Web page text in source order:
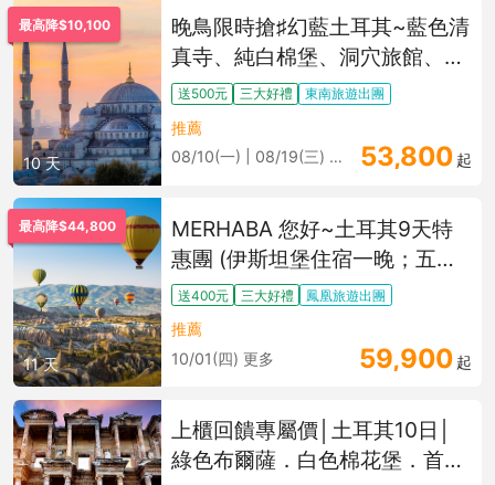
最高降$10,100
10 天
晚鳥限時搶♯幻藍土耳其~藍色清
真寺、純白棉堡、洞穴旅館、番
紅花10日(當日抵達)
送500元 三大好禮 東南旅遊出團
推薦
08/10(一) | 08/19(三) 更多
53,800 起
最高降$44,800
11 天
MERHABA 您好~土耳其9天特
惠團 (伊斯坦堡住宿一晚；五星
七晚；8/27 截止銷售)
送400元 三大好禮 鳳凰旅遊出團
推薦
10/01(四) 更多
59,900 起
上櫃回饋專屬價│土耳其10日│
綠色布爾薩．白色棉花堡．首都